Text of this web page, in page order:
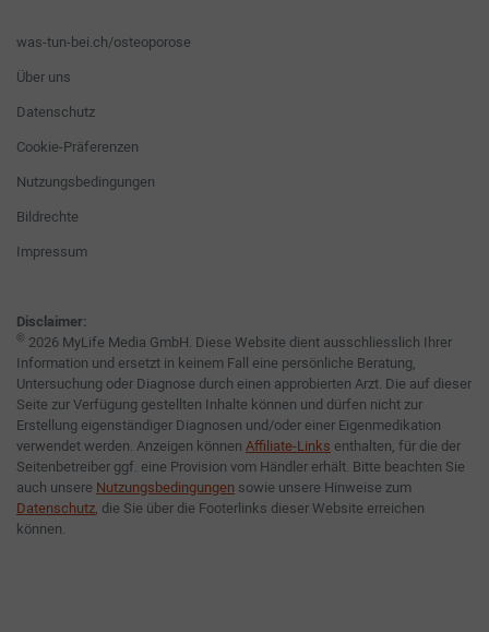
was-tun-bei.ch/osteoporose
Über uns
Datenschutz
Cookie-Präferenzen
Nutzungsbedingungen
Bildrechte
Impressum
Disclaimer:
© 2026 MyLife Media GmbH. Diese Website dient ausschliesslich Ihrer
Information und ersetzt in keinem Fall eine persönliche Beratung,
Untersuchung oder Diagnose durch einen approbierten Arzt. Die auf dieser
Seite zur Verfügung gestellten Inhalte können und dürfen nicht zur
Erstellung eigenständiger Diagnosen und/oder einer Eigenmedikation
verwendet werden. Anzeigen können Affiliate-Links enthalten, für die der
Seitenbetreiber ggf. eine Provision vom Händler erhält. Bitte beachten Sie
auch unsere Nutzungsbedingungen sowie unsere Hinweise zum
Datenschutz, die Sie über die Footerlinks dieser Website erreichen
können.